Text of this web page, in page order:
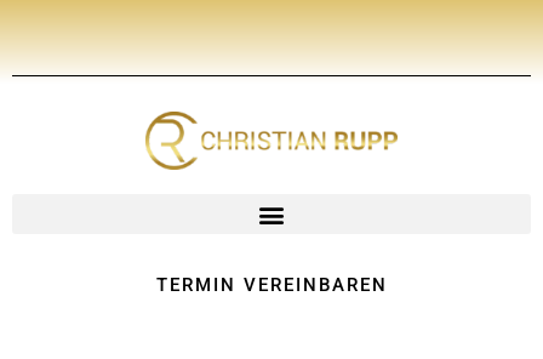
springen
TERMIN VEREINBAREN